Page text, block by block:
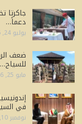
جاكرتا
دعماً…
يوليو 24, 2026
ضعف
للسياح…
مايو 25, 2026
في
نوفمبر 10, 2025